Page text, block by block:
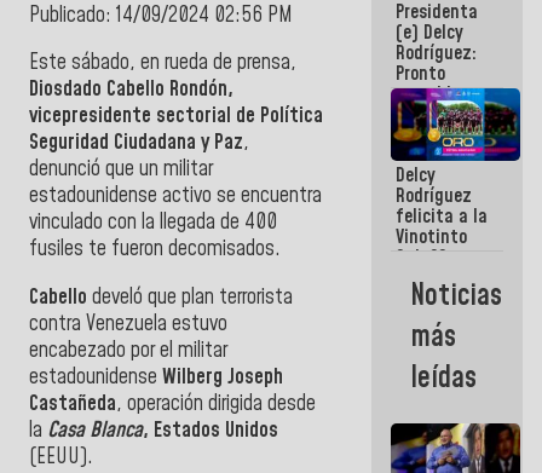
Publicado: 14/09/2024 02:56 PM
Este sábado, en rueda de prensa,
Diosdado Cabello Rondón,
vicepresidente sectorial de Política
Seguridad Ciudadana y Paz,
denunció que un militar
estadounidense activo se encuentra
vinculado con la llegada de 400
fusiles te fueron decomisados.
Cabello develó que plan terrorista
contra Venezuela estuvo
encabezado por el militar
estadounidense Wilberg Joseph
Castañeda, operación dirigida desde
la Casa Blanca, Estados Unidos
(EEUU).
historia en
los
Centroamericanos
Presidenta
(e) Delcy
Rodríguez:
Pronto
restableceremos
las
operaciones
en el
Aeropuerto
Internacional
de
Maiquetía
Delcy
Rodríguez
felicita a la
Vinotinto
Sub 20
campeona
frente
México Sub
23 en los
Centroamericanos
Noticias
más
leídas